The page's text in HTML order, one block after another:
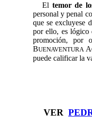
El temor de
personal y penal
que se excluyese
por ello, es lógico
promoción, por
BUENAVENTURA A
puede calificar la
VER